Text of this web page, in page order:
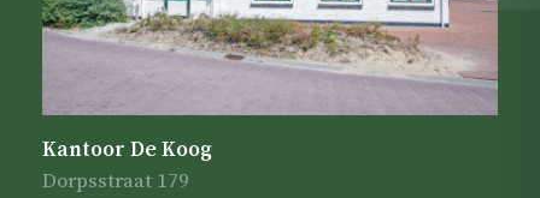
Kantoor De Koog
Dorpsstraat 179